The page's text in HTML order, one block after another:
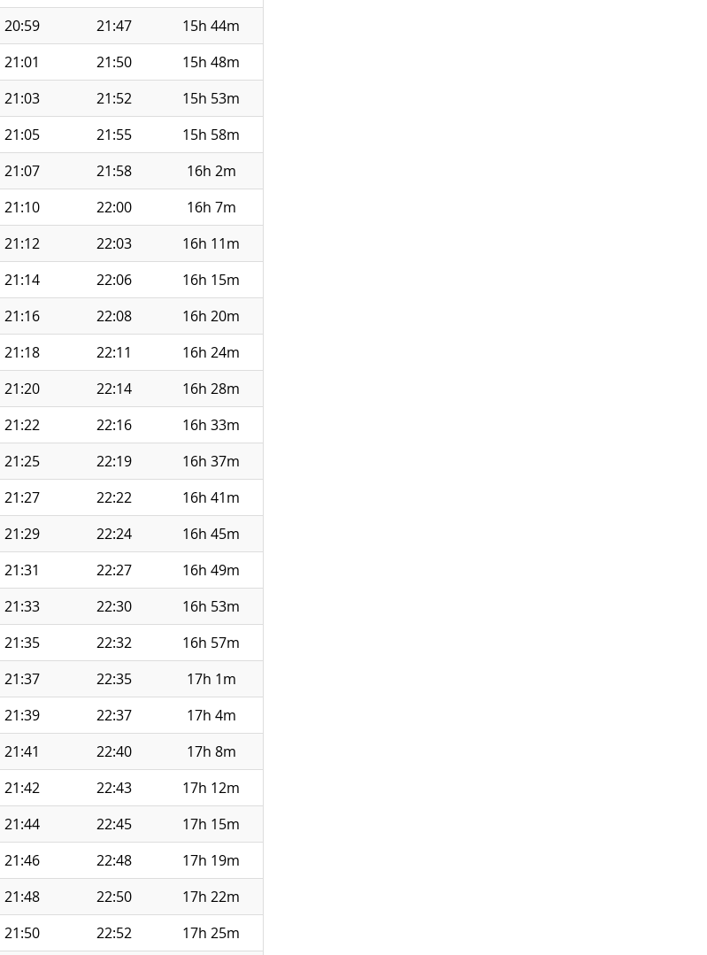
20:59 21:47
15h 44m
21:01 21:50
15h 48m
21:03 21:52
15h 53m
21:05 21:55
15h 58m
21:07 21:58
16h 2m
21:10 22:00
16h 7m
21:12 22:03
16h 11m
21:14 22:06
16h 15m
21:16 22:08
16h 20m
21:18 22:11
16h 24m
21:20 22:14
16h 28m
21:22 22:16
16h 33m
21:25 22:19
16h 37m
21:27 22:22
16h 41m
21:29 22:24
16h 45m
21:31 22:27
16h 49m
21:33 22:30
16h 53m
21:35 22:32
16h 57m
21:37 22:35
17h 1m
21:39 22:37
17h 4m
21:41 22:40
17h 8m
21:42 22:43
17h 12m
21:44 22:45
17h 15m
21:46 22:48
17h 19m
21:48 22:50
17h 22m
21:50 22:52 17h 25m